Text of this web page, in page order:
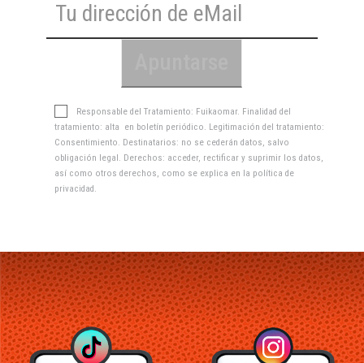
Responsable del Tratamiento: Fuikaomar. Finalidad del
tratamiento: alta en boletín periódico. Legitimación del tratamiento:
Consentimiento. Destinatarios: no se cederán datos, salvo
obligación legal. Derechos: acceder, rectificar y suprimir los datos,
así como otros derechos, como se explica en la política de
privacidad